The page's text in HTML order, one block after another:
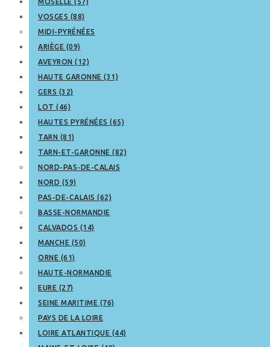
VOSGES (88)
MIDI-PYRÉNÉES
ARIÈGE (09)
AVEYRON (12)
HAUTE GARONNE (31)
GERS (32)
LOT (46)
HAUTES PYRÉNÉES (65)
TARN (81)
TARN-ET-GARONNE (82)
NORD-PAS-DE-CALAIS
NORD (59)
PAS-DE-CALAIS (62)
BASSE-NORMANDIE
CALVADOS (14)
MANCHE (50)
ORNE (61)
HAUTE-NORMANDIE
EURE (27)
SEINE MARITIME (76)
PAYS DE LA LOIRE
LOIRE ATLANTIQUE (44)